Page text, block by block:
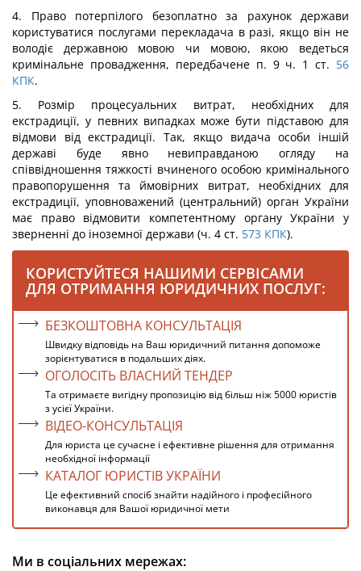
4. Право потерпілого безоплатно за рахунок держави
користуватися послугами перекладача в разі, якщо він не
володіє державною мовою чи мовою, якою ведеться
кримінальне провадження, передбачене п. 9 ч. 1 ст. 56
КПК.
5. Розмір процесуальних витрат, необхідних для
екстрадиції, у певних випадках може бути підставою для
відмови від екстрадиції. Так, якщо видача особи іншій
державі буде явно невиправданоюогляду на
співвідношення тяжкості вчиненого особою кримінального
правопорушення та ймовірних витрат, необхідних для
екстрадиції, уповноважений (центральний) орган України
має право відмовити компетентному органу України у
зверненні до іноземної держави (ч. 4 ст. 573 КПК).
КОРИСТУЙТЕСЯ НАШИМИ СЕРВІСАМИ
ДЛЯ ОТРИМАННЯ ЮРИДИЧНИХ ПОСЛУГ:
БЕЗКОШТОВНА КОНСУЛЬТАЦІЯ
Швидку відповідь на Ваш юридичний питання допоможе
зорієнтуватися в подальших діях.
ОГОЛОСІТЬ ВЛАСНИЙ ТЕНДЕР
Та отримаєте вигідну пропозицію від більш ніж 5000 юристів
з усієї України.
ВІДЕО-КОНСУЛЬТАЦІЯ
Для юриста це сучасне і ефективне рішення для отримання
необхідної інформації
КАТАЛОГ ЮРИСТІВ УКРАЇНИ
Це ефективний спосіб знайти надійного і професійного
виконавця для Вашої юридичної мети
Ми в соціальних мережах: